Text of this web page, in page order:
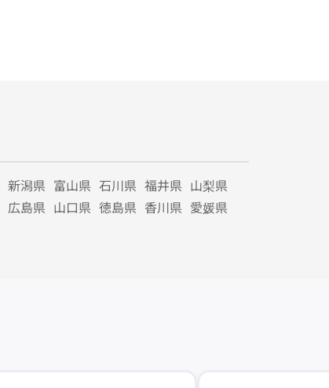
新潟県 富山県 石川県 福井県 山梨県
広島県 山口県 徳島県 香川県 愛媛県